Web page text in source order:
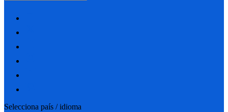
Selecciona país / idioma